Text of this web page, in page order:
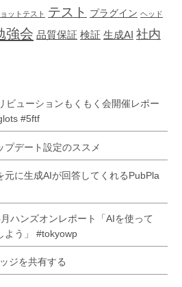
ットテスト テスト プラグイン ヘッド
強会 品質保証 検証 生成AI 社内
ビューションもくもく会開催レポー
#5ftf
デート設定のススメ
に生成AIが回答してくれるPubPla
ハンズオンレポート「AIを使って
よう」 #tokyowp
ジを共有する